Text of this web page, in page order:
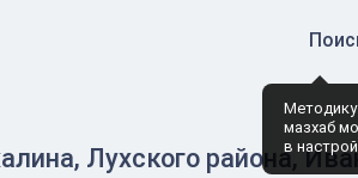
Методику
мазхаб
в
Лухского района,